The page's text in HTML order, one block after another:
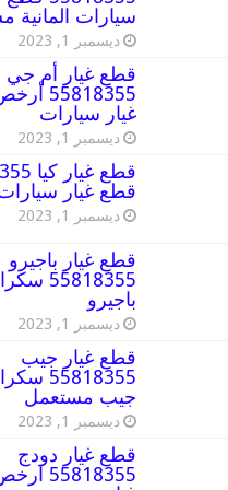
سيارات المانية
ديسمبر 1, 2023
غيار سيارات
ديسمبر 1, 2023
قطع
قطع غيار
ديسمبر 1, 2023
قطع غيار باجيرو
55818355
باجيرو
ديسمبر 1, 2023
قطع غيار جيب
55818355
جيب مستعمل
ديسمبر 1, 2023
قطع غيار دودج